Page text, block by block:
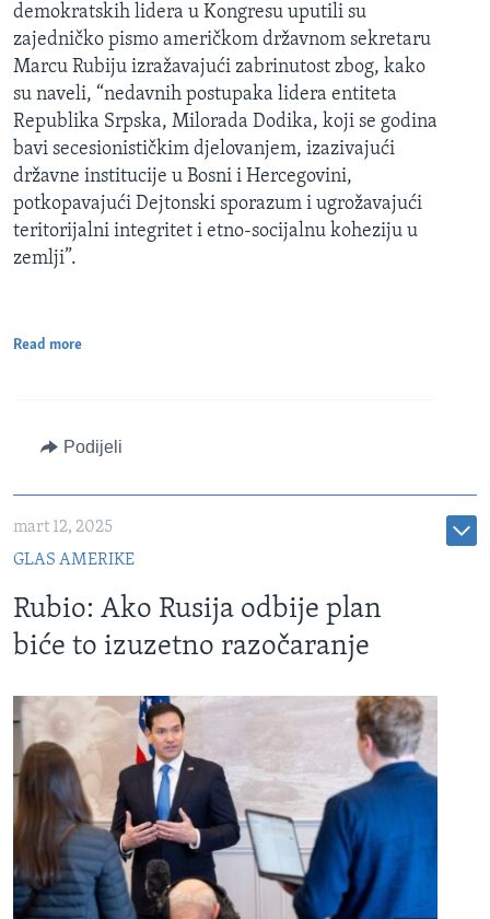
demokratskih lidera u Kongresu uputili su
zajedničko pismo američkom državnom sekretaru
Marcu Rubiju izražavajući zabrinutost zbog, kako
su naveli, “nedavnih postupaka lidera entiteta
Republika Srpska, Milorada Dodika, koji se godina
bavi secesionističkim djelovanjem, izazivajući
državne institucije u Bosni i Hercegovini,
potkopavajući Dejtonski sporazum i ugrožavajući
teritorijalni integritet i etno-socijalnu koheziju u
zemlji”.
Read more
Podijeli
mart 12, 2025
GLAS AMERIKE
Rubio: Ako Rusija odbije plan
biće to izuzetno razočaranje